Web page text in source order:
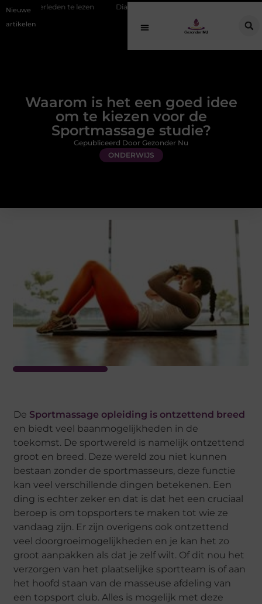
Nieuwe
artikelen
te lezen Diagnostiek bij jongeren: wat gebeurt er eigenlijk na de
Waarom is het een goed idee
om te kiezen voor de
Sportmassage studie?
ONDERWIJS
Gepubliceerd Door Gezonder Nu
De Sportmassage opleiding is ontzettend breed
en biedt veel baanmogelijkheden in de
toekomst. De sportwereld is namelijk ontzettend
groot en breed. Deze wereld zou niet kunnen
bestaan zonder de sportmasseurs, deze functie
kan veel verschillende dingen betekenen. Een
ding is echter zeker en dat is dat het een cruciaal
beroep is om topsporters te maken tot wie ze
vandaag zijn. Er zijn overigens ook ontzettend
veel doorgroeimogelijkheden en je kan het zo
groot aanpakken als dat je zelf wilt. Of dit nou het
verzorgen van het plaatselijke sportteam is of aan
het hoofd staan van de masseuse afdeling van
een topsport club. Alles is mogelijk met deze